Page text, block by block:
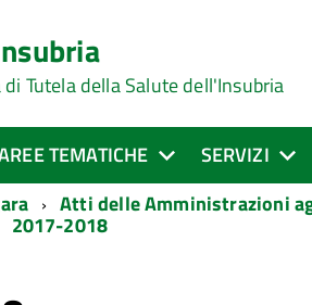
di Tutela della Salute dell'Insubria
TEMATICHE SERVIZI
Atti delle Amministrazioni
2017-2018